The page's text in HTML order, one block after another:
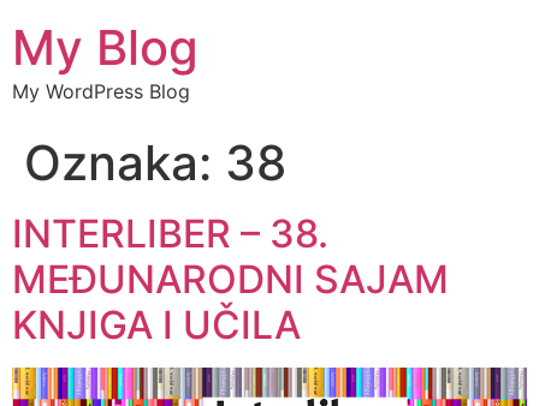
My Blog
My WordPress Blog
Oznaka: 38
INTERLIBER – 38.
MEĐUNARODNI SAJAM
KNJIGA I UČILA